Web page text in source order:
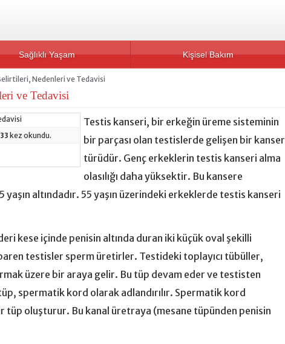
Sağlıklı Yaşam Kişisel Bakım
Nedenleri ve Tedavisi
ve Tedavisi
kez okundu.
Testis kanseri, bir erkeğin üreme sisteminin
bir parçası olan testislerde gelişen bir kanser
türüdür. Genç erkeklerin testis kanseri alma
olasılığı daha yüksektir. Bu kansere
yaşın altındadır. 55 yaşın üzerindeki erkeklerde testis kanseri
kese içinde penisin altında duran iki küçük oval şekilli
testisler sperm üretirler. Testideki toplayıcı tübüller,
üzere bir araya gelir. Bu tüp devam eder ve testisten
spermatik kord olarak adlandırılır. Spermatik kord
tüp oluşturur. Bu kanal üretraya (mesane tüpünden penisin